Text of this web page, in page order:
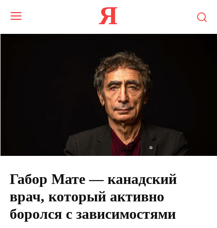
Я
Габор Мате — канадский
врач, который активно
боролся с зависимостями